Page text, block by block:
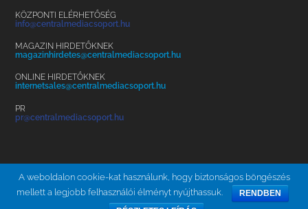
KÖZPONTI ELÉRHETŐSÉG
info@centralmediacsoport.hu
MAGAZIN HIRDETŐKNEK
magazinhirdetes@centralmediacsoport.hu
ONLINE HIRDETŐKNEK
internetsales@centralmediacsoport.hu
PR
pr@centralmediacsoport.hu
ADATKEZELÉS HÍRLEVÉL BRAND SAFETY
A weboldalon cookie-kat használunk, hogy biztonságos böngészés
mellett a legjobb felhasználói élményt nyújthassuk.
RENDBEN